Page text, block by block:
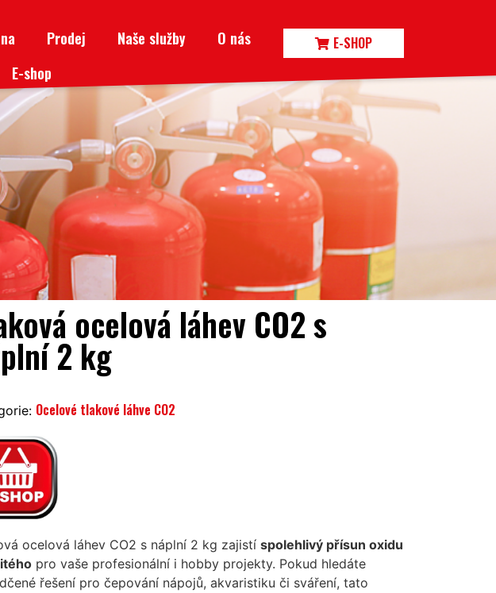
Prodej Naše služby
O nás
E-shop
E-SHOP
ocelová láhev CO2 s
2 kg
Ocelové tlakové láhve CO2
ocelová láhev CO2 s náplní 2 kg zajistí spolehlivý přísun oxidu
pro vaše profesionální i hobby projekty. Pokud hledáte
řešení pro čepování nápojů, akvaristiku či sváření, tato